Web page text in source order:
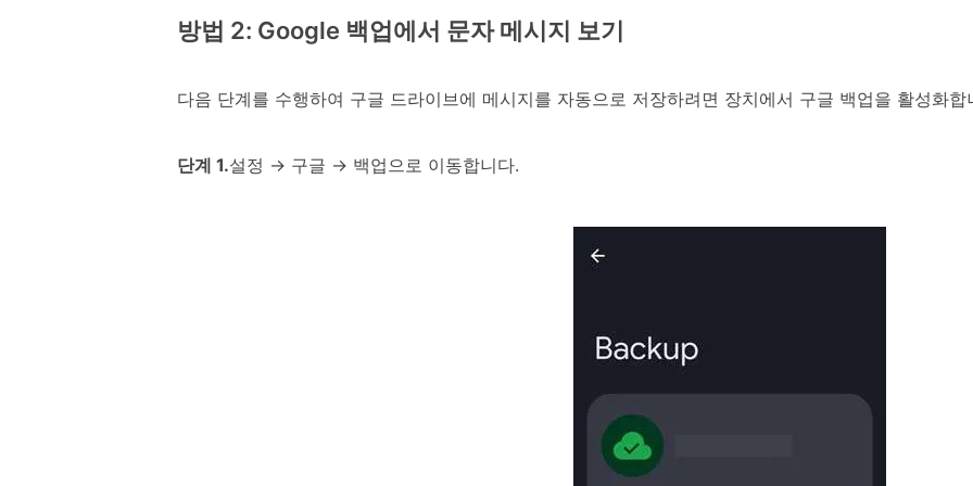
방법 2: Google 백업에서 문자 메시지 보기
다음 단계를 수행하여 구글 드라이브에 메시지를 자동으로 저장하려면 장치에서 구글 백업을 활성화합
단계 1.설정 → 구글 → 백업으로 이동합니다.